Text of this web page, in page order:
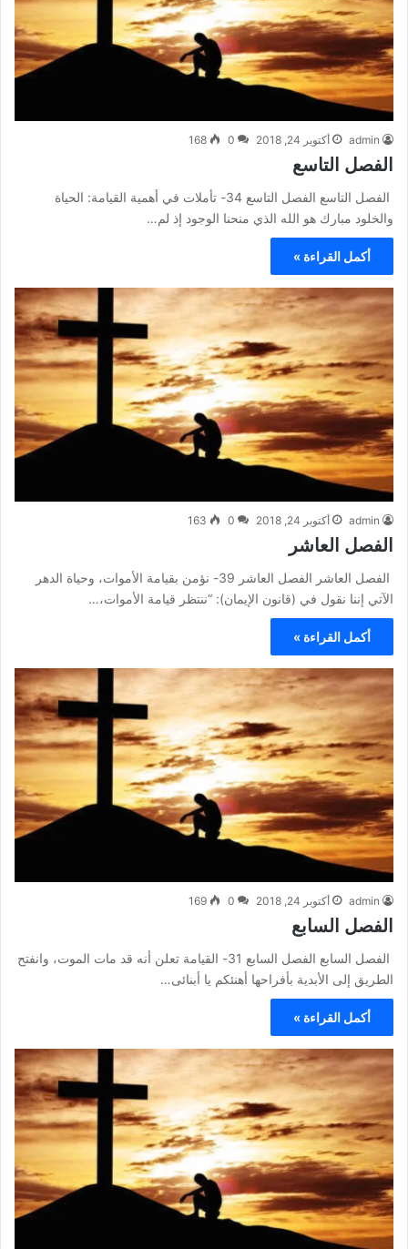
admin أكتوبر 24, 2018 0
168
الفصل التاسع
الفصل التاسع الفصل التاسع 34- تأملات في أهمية القيامة: الحياة
والخلود مبارك هو الله الذي منحنا الوجود إذ لم…
أكمل القراءة »
admin أكتوبر 24, 2018 0
163
الفصل العاشر
الفصل العاشر الفصل العاشر 39- نؤمن بقيامة الأموات، وحياة الدهر
الآتي إننا نقول في (قانون الإيمان): “ننتظر قيامة الأموات،…
أكمل القراءة »
admin أكتوبر 24, 2018 0
169
الفصل السابع
الفصل السابع الفصل السابع 31- القيامة تعلن أنه قد مات الموت، وانفتح
الطريق إلى الأبدية بأفراحها أهنئكم يا أبنائى…
أكمل القراءة »